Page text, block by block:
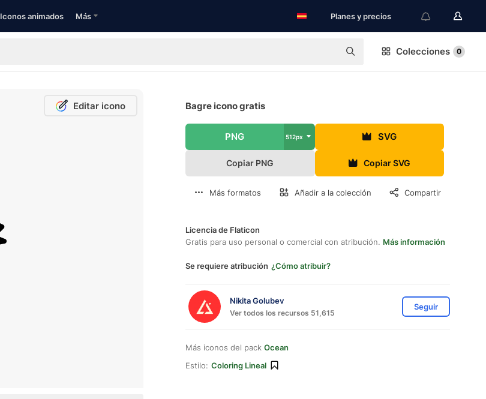
Iconos animados Más Planes y precios
Colecciones 0
Editar icono Bagre icono gratis
PNG 512px SVG
Copiar PNG Copiar SVG
Más formatos Añadir a la colección Compartir
Licencia de Flaticon
Gratis para uso personal o comercial con atribución. Más información
Se requiere atribución ¿Cómo atribuir?
Nikita Golubev
Ver todos los recursos 51,615
Seguir
Más iconos del pack Ocean
Estilo: Coloring Lineal